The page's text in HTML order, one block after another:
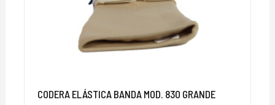
CODERA ELÁSTICA BANDA MOD. 830 GRANDE